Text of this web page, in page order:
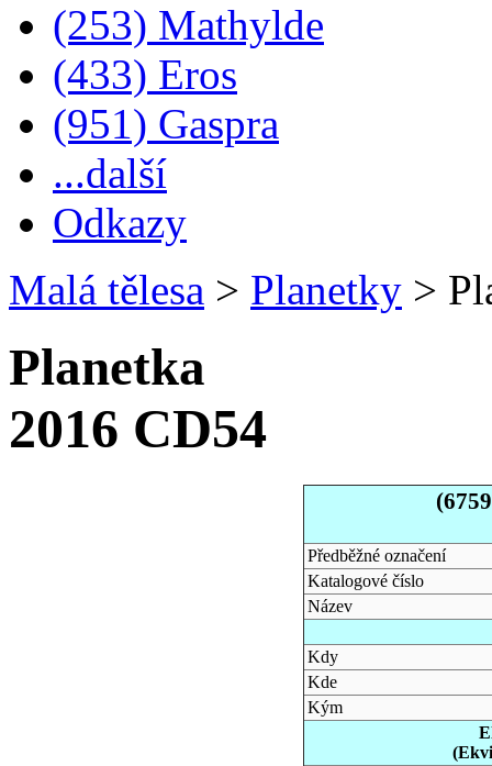
(253) Mathylde
(433) Eros
(951) Gaspra
...další
Odkazy
Malá tělesa > Planetky >
Planetka
2016 CD54
Předběžné označení
Katalogové číslo
Název
Kdy
Kde
Kým